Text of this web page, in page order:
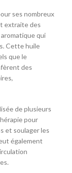
ses nombreux
extraite des
qui
Cette huile
que le
des
de plusieurs
pour
et soulager les
également